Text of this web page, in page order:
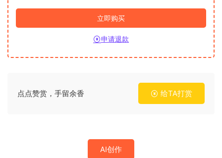
立即购买
申请退款
点点赞赏，手留余香 给TA打赏
AI创作